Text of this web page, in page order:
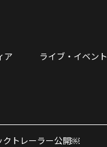
ア ライブ・イベント
クトレーラー公開￼